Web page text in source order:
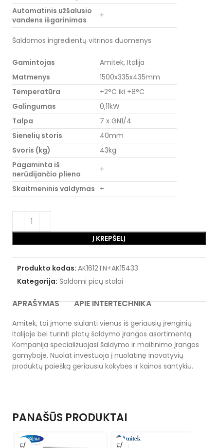
Automatinis užšalusio
vandens išgarinimas
+
Šaldomos ingredientų vitrinos duomenys
Gamintojas
Amitek, Italija
Matmenys
1500x335x435mm
Temperatūra
+2°C iki +8°C
Galingumas
0,11kW
Talpa
7 x GN1/4
Sienelių storis
40mm
Svoris (kg)
43kg
Pagaminta iš
nerūdijančio plieno
+
Skaitmeninis valdymas +
Į KREPŠELĮ
Produkto kodas: AK1612TN+AK15433
Kategorija: Šaldomi picų stalai
APRAŠYMAS APIE INTERTECHNIKA
Amitek, tai įmonė siūlanti vienus iš geriausių įrenginių
Italijoje bei turinti platų šaldymo įrangos asortimentą.
Kompanija specializuojasi šaldymo ir maitinimo įrangos
gamyboje. Nuolat investuoja į nuolatinę inovatyvių
produktų paiešką geriausiu kokybės ir kainos santykiu.
PANAŠŪS PRODUKTAI